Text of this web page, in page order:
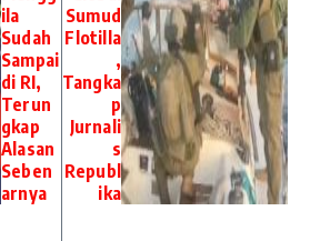
ila
Sudah
Sampai
di RI,
Terun
gkap
Alasan
Seben
arnya
Sumud
Flotilla
,
Tangka
p
Jurnali
s
Republ
ika